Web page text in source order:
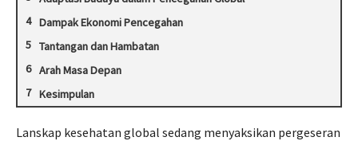
Dampak Ekonomi Pencegahan
Tantangan dan Hambatan
Arah Masa Depan
Kesimpulan
Lanskap kesehatan global sedang menyaksikan pergeseran